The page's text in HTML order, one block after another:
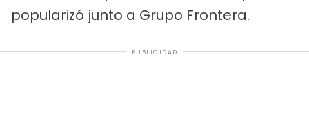
popularizó junto a Grupo Frontera.
PUBLICIDAD